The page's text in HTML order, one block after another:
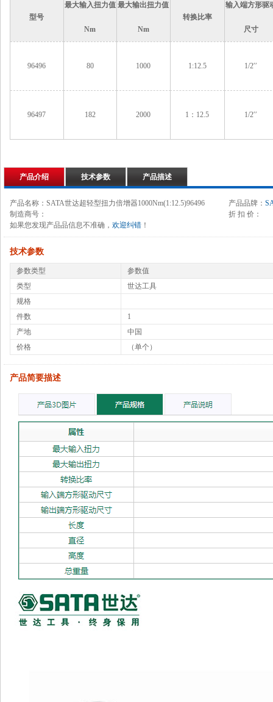
型号
最大输入扭力值
Nm
最大输出扭力值
Nm
转换比率
输入端方形驱
尺寸
96496 80 1000 1:12.5 1/2′′
96497 182 2000 1：12.5 1/2′′
产品介绍 技术参数 产品描述
产品名称：SATA世达超轻型扭力倍增器1000Nm(1:12.5)96496 产品品牌：
制造商号：
折 扣 价：
如果您发现产品品信息不准确， 欢迎纠错 ！
技术参数
参数类型
参数值
类型
世达工具
规格
件数
1
产地
中国
价格
（单个）
产品简要描述